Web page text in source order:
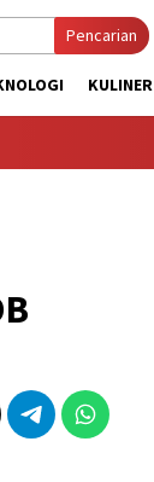
Pencarian
KULINER